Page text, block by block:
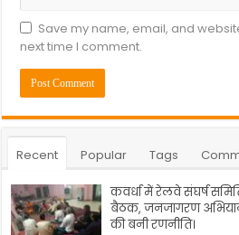
Save my name, email, and
next time I comment.
Recent Popular Tags
कवर्धा में रेलवे संघर्ष
बैठक, जनजागरण
की बनी रणनीति।